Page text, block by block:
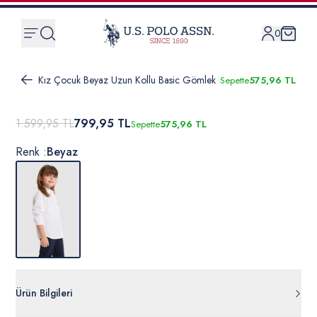
0
Kız Çocuk Beyaz Uzun Kollu Basic Gömlek Sepette575,96 TL
1.599,95 TL799,95 TLSepette575,96 TL
Renk :Beyaz
Ürün Bilgileri